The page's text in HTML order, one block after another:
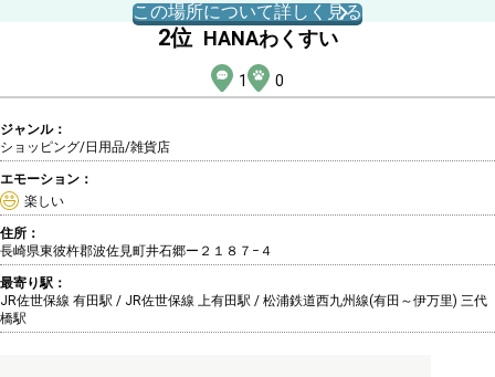
この場所について詳しく見る
2位 HANAわくすい
1 0
ジャンル：
ショッピング/日用品/雑貨店
エモーション：
楽しい
住所：
長崎県東彼杵郡波佐見町井石郷ー２１８７−４
最寄り駅：
JR佐世保線 有田駅 / JR佐世保線 上有田駅 / 松浦鉄道西九州線(有田～伊万里) 三代
橋駅